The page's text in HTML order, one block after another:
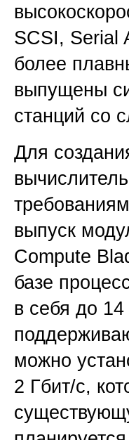
SCSI, Serial
более
выпущены
станций со
Для
выпуск
Compute
базе
в себя до
можно
2 Гбит/с,